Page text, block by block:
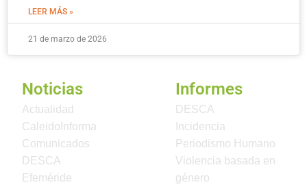
LEER MÁS »
21 de marzo de 2026
Noticias
Actualidad
CaleidoInforma
Comunicados
DESCA
Efeméride
Informes
DESCA
Incidencia
Periodismo Humano
Violencia basada en
género